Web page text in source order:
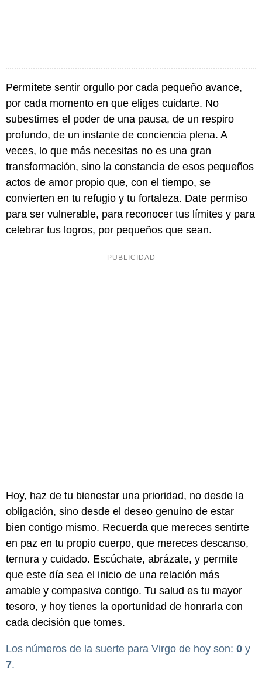
Permítete sentir orgullo por cada pequeño avance,
por cada momento en que eliges cuidarte. No
subestimes el poder de una pausa, de un respiro
profundo, de un instante de conciencia plena. A
veces, lo que más necesitas no es una gran
transformación, sino la constancia de esos pequeños
actos de amor propio que, con el tiempo, se
convierten en tu refugio y tu fortaleza. Date permiso
para ser vulnerable, para reconocer tus límites y para
celebrar tus logros, por pequeños que sean.
Hoy, haz de tu bienestar una prioridad, no desde la
obligación, sino desde el deseo genuino de estar
bien contigo mismo. Recuerda que mereces sentirte
en paz en tu propio cuerpo, que mereces descanso,
ternura y cuidado. Escúchate, abrázate, y permite
que este día sea el inicio de una relación más
amable y compasiva contigo. Tu salud es tu mayor
tesoro, y hoy tienes la oportunidad de honrarla con
cada decisión que tomes.
Los números de la suerte para Virgo de hoy son: 0 y
7.